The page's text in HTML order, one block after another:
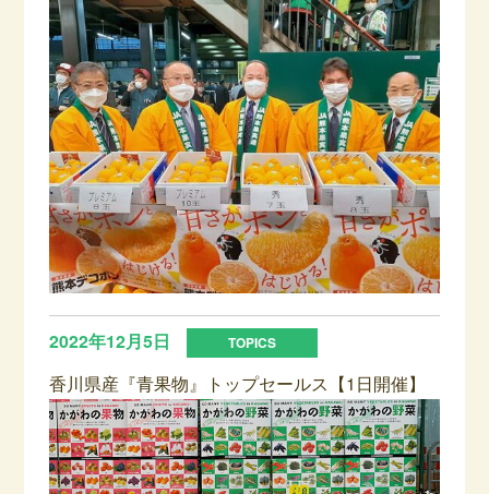
2022年12月5日
香川県産『青果物』トップセールス【1日開催】